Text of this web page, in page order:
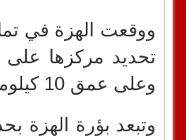
وعلى عمق 10 كيلومترات.